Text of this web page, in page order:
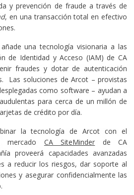
y prevención de fraude a través de
, en una transacción total en efectivo
una tecnología visionaria a las
de Identidad y Acceso (IAM) de CA
fraudes y dotar de autenticación
Las soluciones de Arcot – provistas
como software – ayudan a
para cerca de un millón de
de crédito por día.
la tecnología de Arcot con el
mercado CA SiteMinder de CA
proveerá capacidades avanzadas
a reducir los riesgos, dar soporte al
y asegurar confidencialmente las